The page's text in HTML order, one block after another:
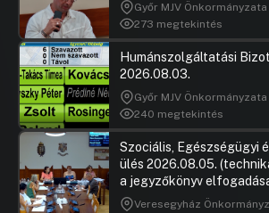
(176. számú előterjesztés)
HozzászólásokUgrás a napirendi
38.A Hi Hat Films Kft által az S1 telepen
telepített díszlet Önkormányzat részére
történő adományozásának elfogadása
(158. számú előterjesztés)
HozzászólásokUgrás a napirendi
39.A Budapest X. kerület, Állomás utca
18. földszint 5. szám alatt lévő nem lakás
céljára szolgáló helyiség elidegenítése
(193. számú előterjesztés)
Győr MJV Önkormányzata
273 megtekintés
Humánszolgáltatási
2026.08.03.
Győr MJV Önkormányzata
240 megtekintés
Szociális, Egészségügyi
ülés 2026.08.05.
a jegyzőkönyv
Veresegyház